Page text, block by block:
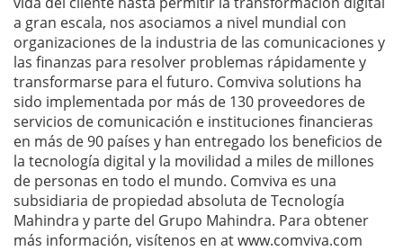
a gran escala, nos asociamos a nivel mundial con
organizaciones de la industria de las comunicaciones y
las finanzas para resolver problemas rápidamente y
transformarse para el futuro. Comviva solutions ha
sido implementada por más de 130 proveedores de
servicios de comunicación e instituciones financieras
en más de 90 países y han entregado los beneficios de
la tecnología digital y la movilidad a miles de millones
de personas en todo el mundo. Comviva es una
subsidiaria de propiedad absoluta de Tecnología
Mahindra y parte del Grupo Mahindra. Para obtener
más información, visítenos en at www.comviva.com